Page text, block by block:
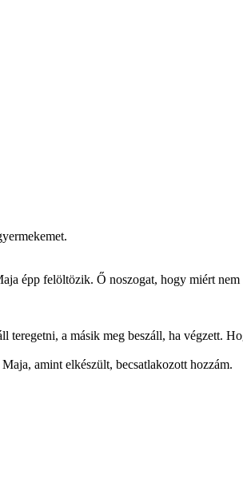
épp felöltözik. Ő noszogat, hogy miért
teregetni, a másik meg beszáll, ha végzett.
amint elkészült, becsatlakozott hozzám.